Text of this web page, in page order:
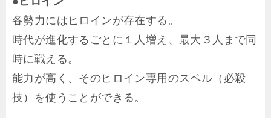
各勢力にはヒロインが存在する。
時代が進化するごとに１人増え、最大３人まで同
時に戦える。
能力が高く、そのヒロイン専用のスペル（必殺
技）を使うことができる。